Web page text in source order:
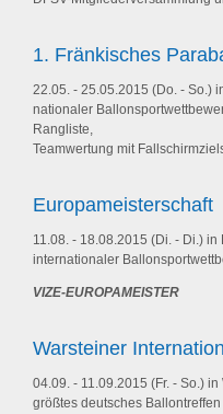
1. Fränkisches
22.05. - 25.05.2015 (Do. - So.)
nationaler
Rangliste,
Teamwertung mit
Europameisterschaft
11.08. - 18.08.2015 (Di. - Di.)
internationaler
VIZE-EUROPAMEISTER
Warsteiner
04.09. - 11.09.2015 (Fr. - So.) in
größtes deutsches